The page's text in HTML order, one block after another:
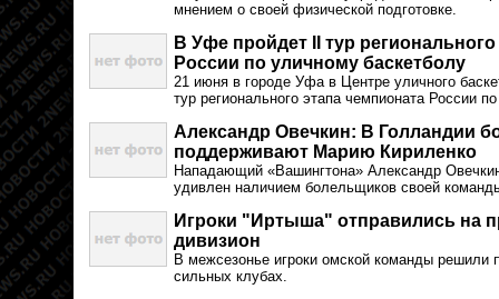
мнением о своей физической подготовке.
В Уфе пройдет II тур
России по уличному баскетболу
21 июня в городе Уфа в Центре уличного
тур регионального этапа чемпионата России
Александр Овечкин: В Голландии
поддерживают Марию Кириленко
Нападающий «Вашингтона» Александр
удивлен наличием болельщиков своей
Игроки "Иртыша" отправились на
дивизион
В межсезонье игроки омской команды решили
сильных клубах.